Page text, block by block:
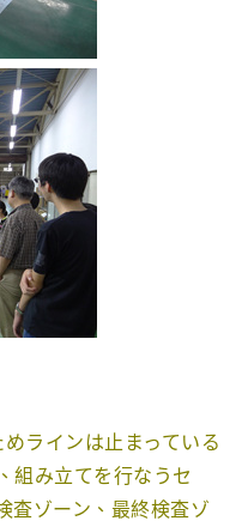
ラインは止まっている
組み立てを行なうセ
査ゾーン、最終検査ゾ